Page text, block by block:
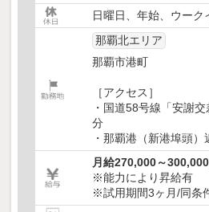
日曜日、年始、ウーク
那覇北エリア
那覇市港町
［アクセス］
・国道58号線「安謝
分
・那覇港（新港埠頭）
月給270,000～
※能力により昇給有
※試用期間3ヶ月/同条